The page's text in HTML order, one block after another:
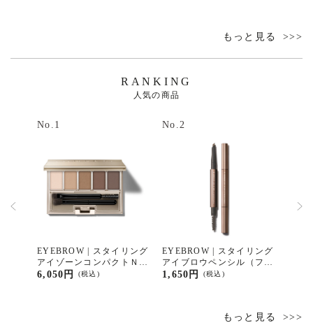
もっと見る
RANKING
人気の商品
No.1
EYEBROW | スタイリング
アイゾーンコンパクトＮ
０２
(税込)
6,050円
No.2
EYEBROW | スタイリング
アイブロウペンシル（フラ
ット） ０１(税込)
1,650円
もっと見る